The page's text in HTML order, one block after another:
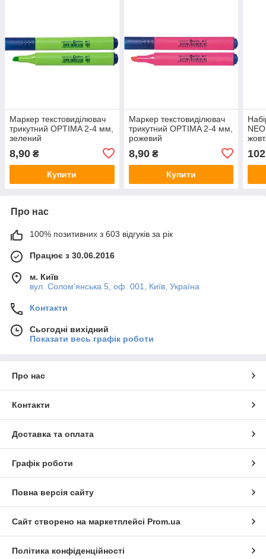
Маркер текстовиділювач
трикутний OPTIMA 2-4 мм,
зелений
8,90 ₴
Купити
Маркер текстовиділювач
трикутний OPTIMA 2-4 мм,
рожевий
8,90₴
Купити
102
Про нас
100% позитивних з 603 відгуків за рік
Працює з 30.06.2016
м. Київ
вул. Солом'янська 5, оф. 001, Київ, Україна
Контакти
Сьогодні вихідний
Показати весь графік роботи
Про нас
Контакти
Доставка та оплата
Графік роботи
Повна версія сайту
Сайт створено на маркетплейсі Prom.ua
Політика конфіденційності